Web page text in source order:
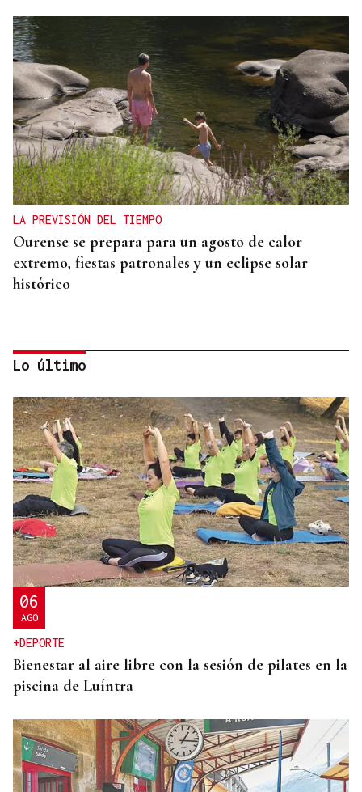
LA PREVISIÓN DEL TIEMPO
Ourense se prepara para un agosto de calor
extremo, fiestas patronales y un eclipse solar
histórico
PREVISIÓN DEL TIEMPO
La ola de calor prepara un fin de semana con altas
temperaturas en Ourense
Lo último
06
AGO
+DEPORTE
Bienestar al aire libre con la sesión de pilates en la
piscina de Luíntra